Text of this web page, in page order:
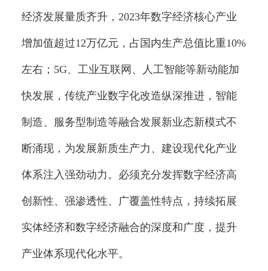
经济发展量质齐升，2023年数字经济核心产业
增加值超过12万亿元，占国内生产总值比重10%
左右；5G、工业互联网、人工智能等新动能加
快发展，传统产业数字化改造纵深推进，智能
制造、服务型制造等融合发展新业态新模式不
断涌现，为发展新质生产力、建设现代化产业
体系注入强劲动力。必须充分发挥数字经济高
创新性、强渗透性、广覆盖性特点，持续拓展
实体经济和数字经济融合的深度和广度，提升
产业体系现代化水平。